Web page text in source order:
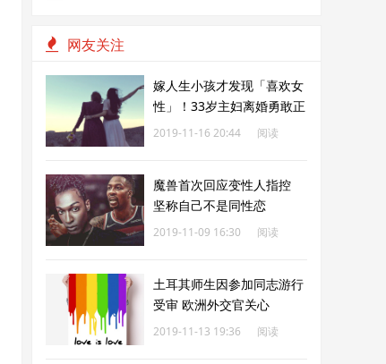
网友关注
嫁人生小孩才发现「喜欢女
性」！33岁主妇离婚勇敢正
视性取向
2019-11-16 20:44
阅读
魔兽首次回应变性人指控
坚称自己不是同性恋
2019-11-09 16:30
阅读
土耳其师生因参加同志游行
受审 欧洲外交官关心
2019-11-13 19:36
阅读